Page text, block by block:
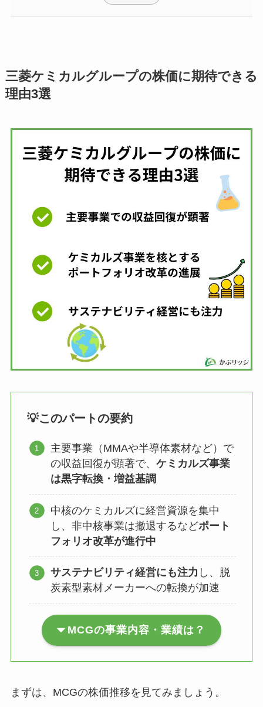
三菱ケミカルグループの株価に期待できる
理由3選
💡このパートの要約
主要事業（MMAや半導体素材など）で
の収益回復が顕著で、ケミカルズ事業
は黒字転換・増益基調
中核のケミカルズに経営資源を集中
し、非中核事業は撤退するなどポート
フォリオ改革が進行中
サステナビリティ経営にも注力 し、脱
炭素型素材メーカーへの転換が加速
MCGの事業内容・業績は？
まずは、MCGの株価推移を見てみましょう。